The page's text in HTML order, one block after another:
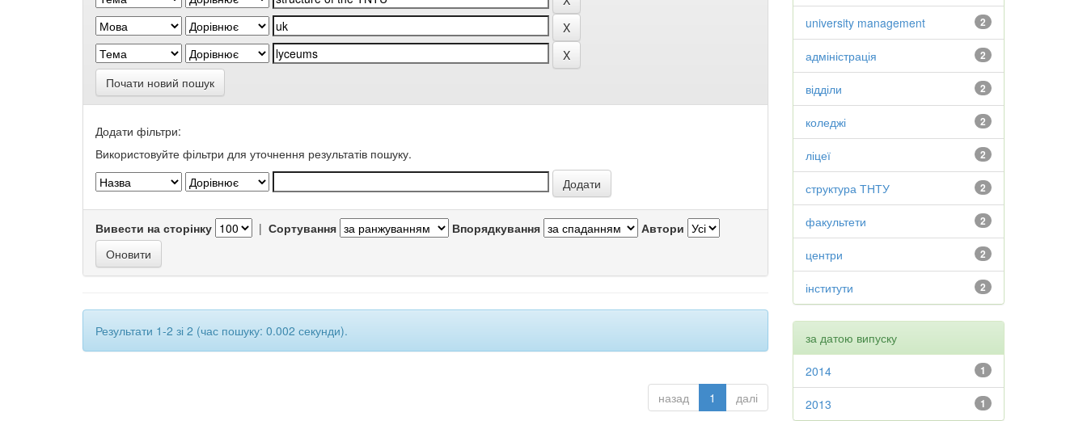
Почати новий пошук
Додати фільтри:
Використовуйте фільтри для уточнення результатів пошуку.
Вивести на сторінку | Сортування Впорядкування Автори
Результати 1-2 зі 2 (час пошуку: 0.002 секунди).
назад 1 далі
2
university management
2
адміністрація
2
відділи
2
коледжі
2
ліцеї
2
структура ТНТУ
2
факультети
2
центри
2
інститути
за датою випуску
1
2014
1
2013